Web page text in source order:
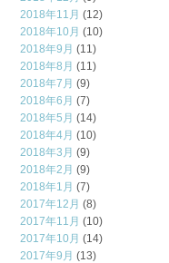
2018年11月 (12)
2018年10月 (10)
2018年9月 (11)
2018年8月 (11)
2018年7月 (9)
2018年6月 (7)
2018年5月 (14)
2018年4月 (10)
2018年3月 (9)
2018年2月 (9)
2018年1月 (7)
2017年12月 (8)
2017年11月 (10)
2017年10月 (14)
2017年9月 (13)